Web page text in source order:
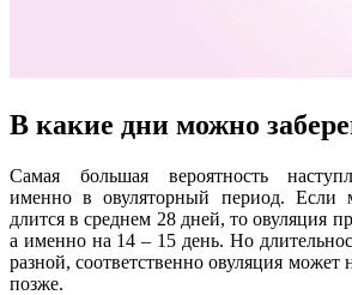
В какие дни можно
Самая большая вероятность
именно в овуляторный период. Если
длится в среднем 28 дней, то овуляция
а именно на 14 – 15 день. Но
разной, соответственно овуляция может
позже.